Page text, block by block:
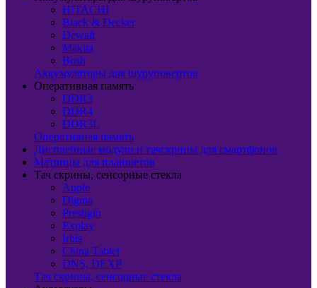
HITACHI
Black & Decker
Dewalt
Makita
Bosh
Аккумуляторы для шуруповертов
Оперативная память
DDR3
DDR4
DDR3L
Оперативная память
Дисплейные модули и тачскрины для смартфонов
Матрицы для планшетов
Тач скрины, сенсорные стекла
Apple
Digma
Prestigio
Explay
Irbis
China Tablet
DNS, DEXP
Тач скрины, сенсорные стекла